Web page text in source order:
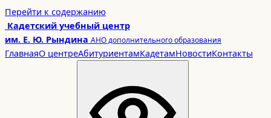
Перейти
к
содержимому
Перейти к содержанию
Кадетский учебный центр
им. Е. Ю. Рындина АНО дополнительного образования
ГлавнаяО центреАбитуриентамКадетамНовостиКонтакты